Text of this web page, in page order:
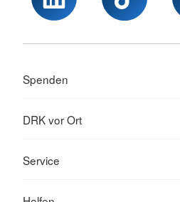
Spenden
DRK vor Ort
Service